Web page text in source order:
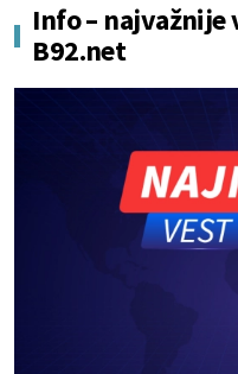
Info – najvažnije
B92.net